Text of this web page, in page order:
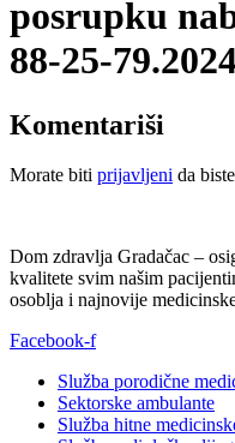
posrupku
88-25-
Komentariši
Morate biti prijavljeni da
Dom zdravlja Gradačac –
kvalitete svim našim
osoblja i najnovije
Facebook-f
Služba porodične
Sektorske ambulante
Služba hitne